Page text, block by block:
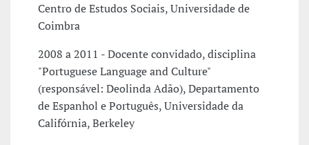
Centro de Estudos Sociais, Universidade de
Coimbra
2008 a 2011 - Docente convidado, disciplina
"Portuguese Language and Culture"
(responsável: Deolinda Adão), Departamento
de Espanhol e Português, Universidade da
Califórnia, Berkeley